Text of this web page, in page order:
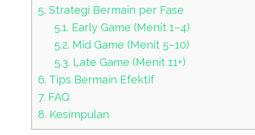
5. Strategi Bermain per Fase
5.1. Early Game (Menit 1–4)
5.2. Mid Game (Menit 5–10)
5.3. Late Game (Menit 11+)
6. Tips Bermain Efektif
7. FAQ
8. Kesimpulan